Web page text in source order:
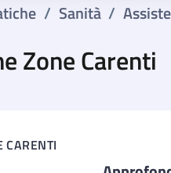
/ Sanità /
Zone Carenti​
CARENTI​